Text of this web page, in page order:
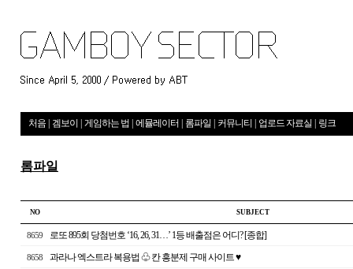
처음 겜보이 게임하는 법 에뮬레이터 롬파일 커뮤니티 업로드 자료실 링크
롬파일
NO S U B J E C T
8659 로또 895회 당첨번호 ‘16, 26, 31…’ 1등 배출점은 어디? [종합]
8658 과라나 엑스트라 복용법 ♧ 칸 흥분제 구매 사이트 ♥